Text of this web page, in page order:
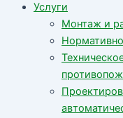
Услуги
Монтаж и